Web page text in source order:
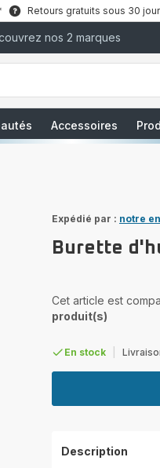
Retours gratuits sous 30
nos 2 marques
Accessoires
Expédié par : notre
Burette
Cet article est
produit(s)
En stock
Description